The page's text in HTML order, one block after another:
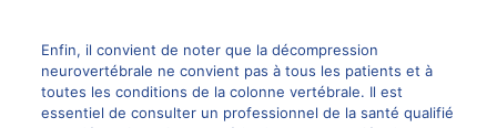
Enfin, il convient de noter que la décompression
neurovertébrale ne convient pas à tous les patients et à
toutes les conditions de la colonne vertébrale. Il est
essentiel de consulter un professionnel de la santé qualifié